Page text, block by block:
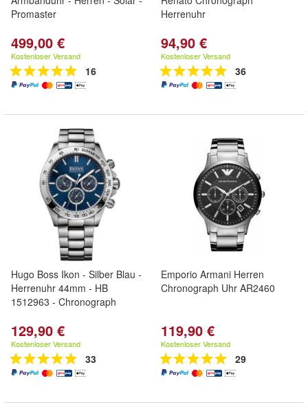
Promaster
499,00 €
Kostenloser Versand
16
Herrenuhr
94,90 €
Kostenloser Versand
36
Hugo Boss Ikon - Silber Blau -
Herrenuhr 44mm - HB
1512963 - Chronograph
129,90 €
Kostenloser Versand
33
Emporio Armani Herren
Chronograph Uhr AR2460
119,90 €
Kostenloser Versand
29